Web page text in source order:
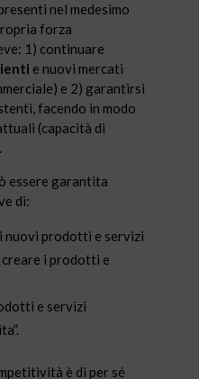
nel medesimo
forza
1) continuare
e nuovi mercati
e 2) garantirsi
facendo in modo
(capacità di
essere garantita
di:
nuovi prodotti e servizi
i prodotti e
e servizi
è di per sé